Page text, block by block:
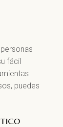
fácil
puedes